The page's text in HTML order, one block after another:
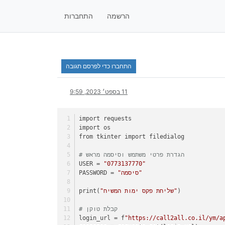
הרשמה התחברות
התחברו כדי לפרסם תגובה
11 בספט׳ 2023, 9:59
import requests
import os
from tkinter import filedialog
# הגדרת פרטי משתמש וסיסמה מראש
USER =
"0773137770"
PASSWORD =
"סיסמה"
print( "שליחת פקס ימות המשיח" )
# קבלת טוקן
login_url = f"https://call2all.co.il/ym/api/